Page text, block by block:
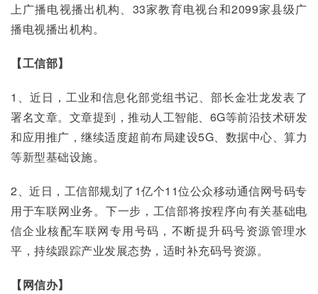
上广播电视播出机构、33家教育电视台和2099家县级广
播电视播出机构。
【工信部】
1、近日，工业和信息化部党组书记、部长金壮龙发表了
署名文章。文章提到，推动人工智能、6G等前沿技术研发
和应用推广，继续适度超前布局建设5G、数据中心、算力
等新型基础设施。
2、近日，工信部规划了1亿个11位公众移动通信网号码专
用于车联网业务。下一步，工信部将按程序向有关基础电
信企业核配车联网专用号码，不断提升码号资源管理水
平，持续跟踪产业发展态势，适时补充码号资源。
【网信办】